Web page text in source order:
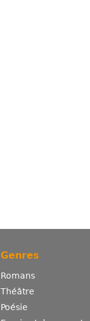
Genres
Romans
Théâtre
Poésie